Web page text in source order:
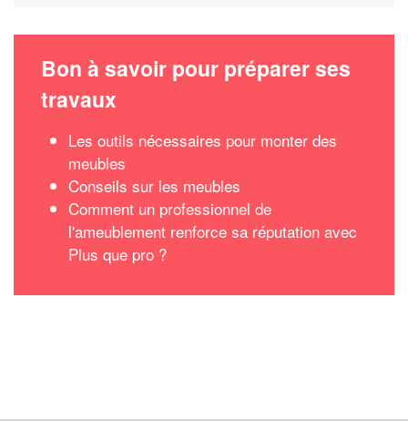
Bon à savoir pour préparer ses
travaux
Les outils nécessaires pour monter des
meubles
Conseils sur les meubles
Comment un professionnel de
l'ameublement renforce sa réputation avec
Plus que pro ?